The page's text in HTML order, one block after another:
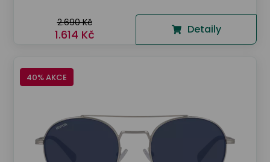
2.690 Kč
1.614 Kč Detaily
40% AKCE